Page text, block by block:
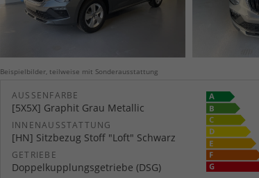
Beispielbilder, teilweise mit Sonderausstattung
AUSSENFARBE
[5X5X] Graphit Grau Metallic
INNENAUSSTATTUNG
[HN] Sitzbezug Stoff "Loft" Schwarz
GETRIEBE
Doppelkupplungsgetriebe (DSG)